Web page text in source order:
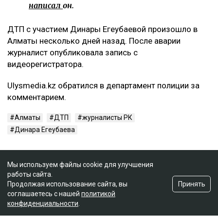
написал он.
ДТП с участием Динары Егеубаевой произошло в
Алматы несколько дней назад. После аварии
журналист опубликовала запись с
видеорегистратора.
Ulysmedia.kz обратился в департамент полиции за
комментарием.
Алматы ДТП
журналисты РК
Динара Егеубаева
Мы используем файлы cookie для улучшения
работы сайта.
Продолжая использование сайта, вы
соглашаетесь с нашей политикой
конфиденциальности
Принять